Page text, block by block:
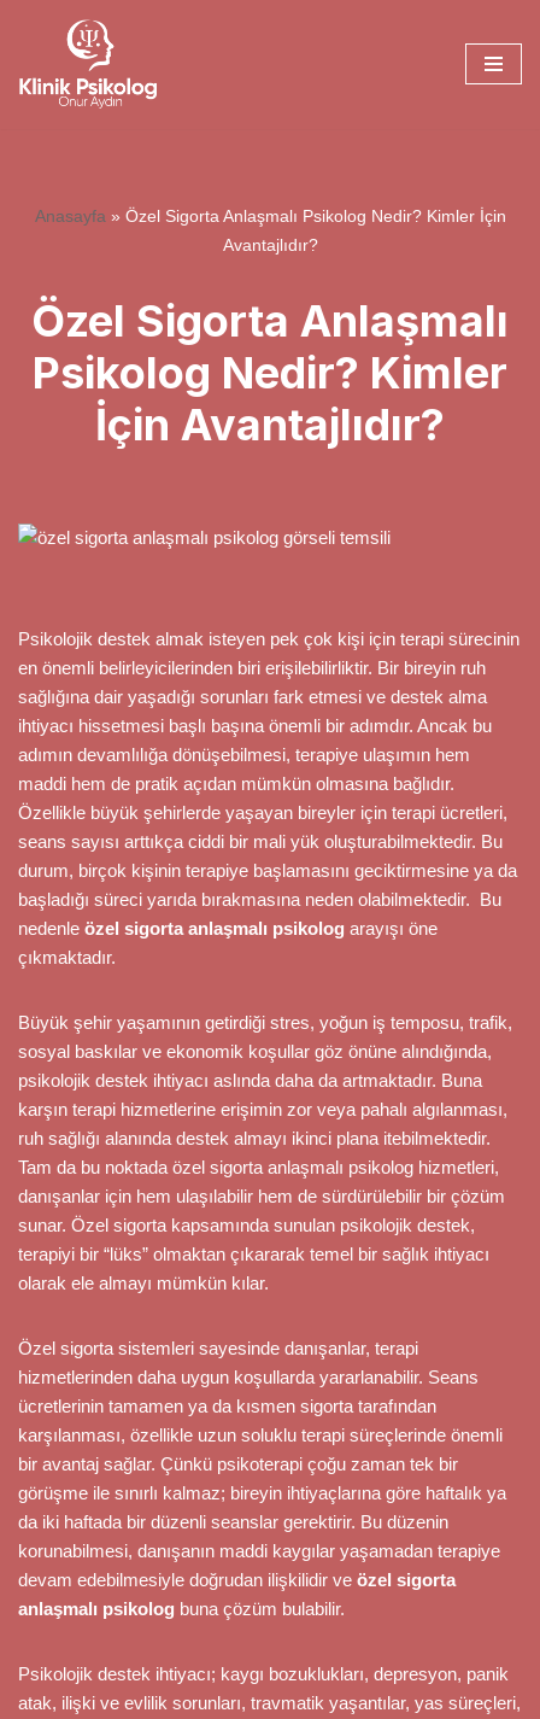
geç
Anasayfa » Özel Sigorta Anlaşmalı Psikolog Nedir? Kimler İçin
Avantajlıdır?
Özel Sigorta Anlaşmalı
Psikolog Nedir? Kimler
İçin Avantajlıdır?
Psikolojik destek almak isteyen pek çok kişi için terapi sürecinin
en önemli belirleyicilerinden biri erişilebilirliktir. Bir bireyin ruh
sağlığına dair yaşadığı sorunları fark etmesi ve destek alma
ihtiyacı hissetmesi başlı başına önemli bir adımdır. Ancak bu
adımın devamlılığa dönüşebilmesi, terapiye ulaşımın hem
maddi hem de pratik açıdan mümkün olmasına bağlıdır.
Özellikle büyük şehirlerde yaşayan bireyler için terapi ücretleri,
seans sayısı arttıkça ciddi bir mali yük oluşturabilmektedir. Bu
durum, birçok kişinin terapiye başlamasını geciktirmesine ya da
başladığı süreci yarıda bırakmasına neden olabilmektedir. Bu
nedenle özel sigorta anlaşmalı psikolog arayışı öne
çıkmaktadır.
Büyük şehir yaşamının getirdiği stres, yoğun iş temposu, trafik,
sosyal baskılar ve ekonomik koşullar göz önüne alındığında,
psikolojik destek ihtiyacı aslında daha da artmaktadır. Buna
karşın terapi hizmetlerine erişimin zor veya pahalı algılanması,
ruh sağlığı alanında destek almayı ikinci plana itebilmektedir.
Tam da bu noktada özel sigorta anlaşmalı psikolog hizmetleri,
danışanlar için hem ulaşılabilir hem de sürdürülebilir bir çözüm
sunar. Özel sigorta kapsamında sunulan psikolojik destek,
terapiyi bir “lüks” olmaktan çıkararak temel bir sağlık ihtiyacı
olarak ele almayı mümkün kılar.
Özel sigorta sistemleri sayesinde danışanlar, terapi
hizmetlerinden daha uygun koşullarda yararlanabilir. Seans
ücretlerinin tamamen ya da kısmen sigorta tarafından
karşılanması, özellikle uzun soluklu terapi süreçlerinde önemli
bir avantaj sağlar. Çünkü psikoterapi çoğu zaman tek bir
görüşme ile sınırlı kalmaz; bireyin ihtiyaçlarına göre haftalık ya
da iki haftada bir düzenli seanslar gerektirir. Bu düzenin
korunabilmesi, danışanın maddi kaygılar yaşamadan terapiye
devam edebilmesiyle doğrudan ilişkilidir ve özel sigorta
anlaşmalı psikolog buna çözüm bulabilir.
Psikolojik destek ihtiyacı; kaygı bozuklukları, depresyon, panik
atak, ilişki ve evlilik sorunları, travmatik yaşantılar, yas süreçleri,